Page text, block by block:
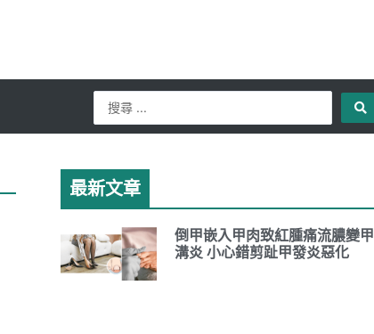
Search
...
最新文章
倒甲嵌入甲肉致紅腫痛流膿變甲
溝炎 小心錯剪趾甲發炎惡化